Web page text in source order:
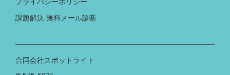
合同会社スポットライト
課題解決 無料メール診断